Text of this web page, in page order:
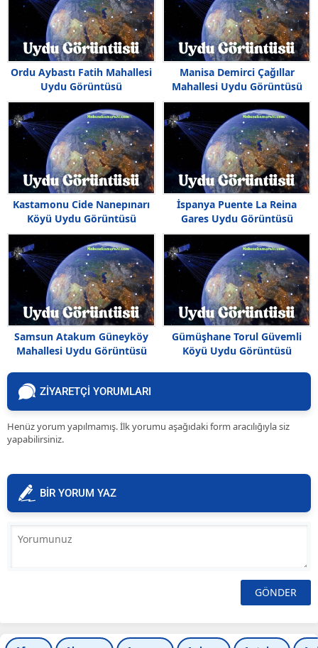
Ordu Aybastı Fatih Mahallesi
Uydu Görüntüsü
Manisa Demirci Çağıllar
Mahallesi Uydu Görüntüsü
Kastamonu Cide Nanepınarı
Köyü Uydu Görüntüsü
İspanya Puente La Reina
Gares Uydu Görüntüsü
Haritası
Samsun Atakum Güneyköy
Mahallesi Uydu Görüntüsü
Gümüşhane Torul Güvemli
Köyü Uydu Görüntüsü
ZİYARETÇİ YORUMLARI
Henüz yorum yapılmamış. İlk yorumu aşağıdaki form aracılığıyla siz
yapabilirsiniz.
BİR YORUM YAZ